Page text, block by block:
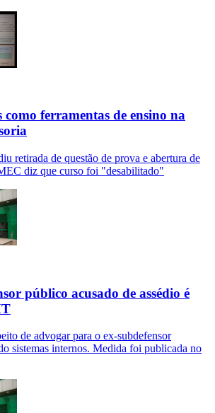
como ferramentas de ensino na
retirada de questão de prova e abertura de
diz que curso foi "desabilitado"
público acusado de assédio é
de advogar para o ex-subdefensor
sistemas internos. Medida foi publicada no